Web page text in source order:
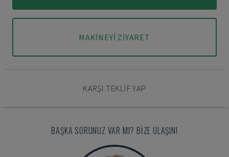
MAKINEYI ZIYARET
KARŞI TEKLIF YAP
BAŞKA SORUNUZ VAR MI? BIZE ULAŞIN!